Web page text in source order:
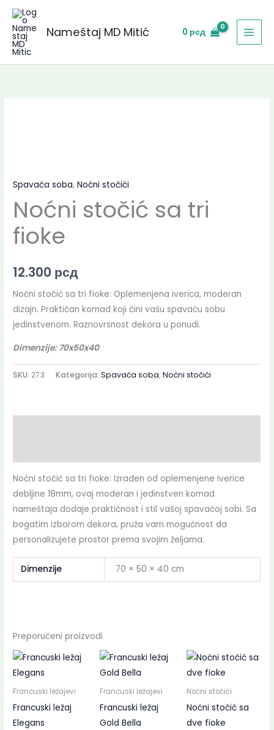
Skip
content
Nameštaj MD Mitić 0 рсд
Spavaća soba,Noćni stočići
Noćni stočić sa tri
fioke
12.300 рсд
Noćni stočić sa tri fioke: Oplemenjena iverica, moderan
dizajn. Praktičan komad koji čini vašu spavaću sobu
jedinstvenom. Raznovrsnost dekora u ponudi.
Dimenzije: 70x50x40
SKU: 273 Kategorija:Spavaća soba,Noćni stočići
Noćni stočić sa tri fioke: Izrađen od oplemenjene iverice
debljine 18mm, ovaj moderan i jedinstven komad
nameštaja dodaje praktičnost i stil vašoj spavaćoj sobi. Sa
bogatim izborom dekora, pruža vam mogućnost da
personalizujete prostor prema svojim željama.
Dimenzije 70 × 50 × 40 cm
Preporučeni proizvodi
Francuski ležajevi
Francuski ležaj
Elegans
Francuski ležajevi
Francuski ležaj
Gold Bella
Noćni stočići
Noćni stočić sa
dve fioke